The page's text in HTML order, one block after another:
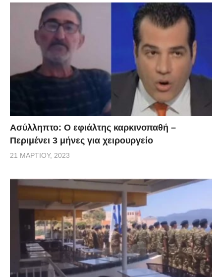
Ασύλληπτο: Ο εφιάλτης καρκινοπαθή –
Περιμένει 3 μήνες για χειρουργείο
21 ΜΑΡΤΊΟΥ, 2023